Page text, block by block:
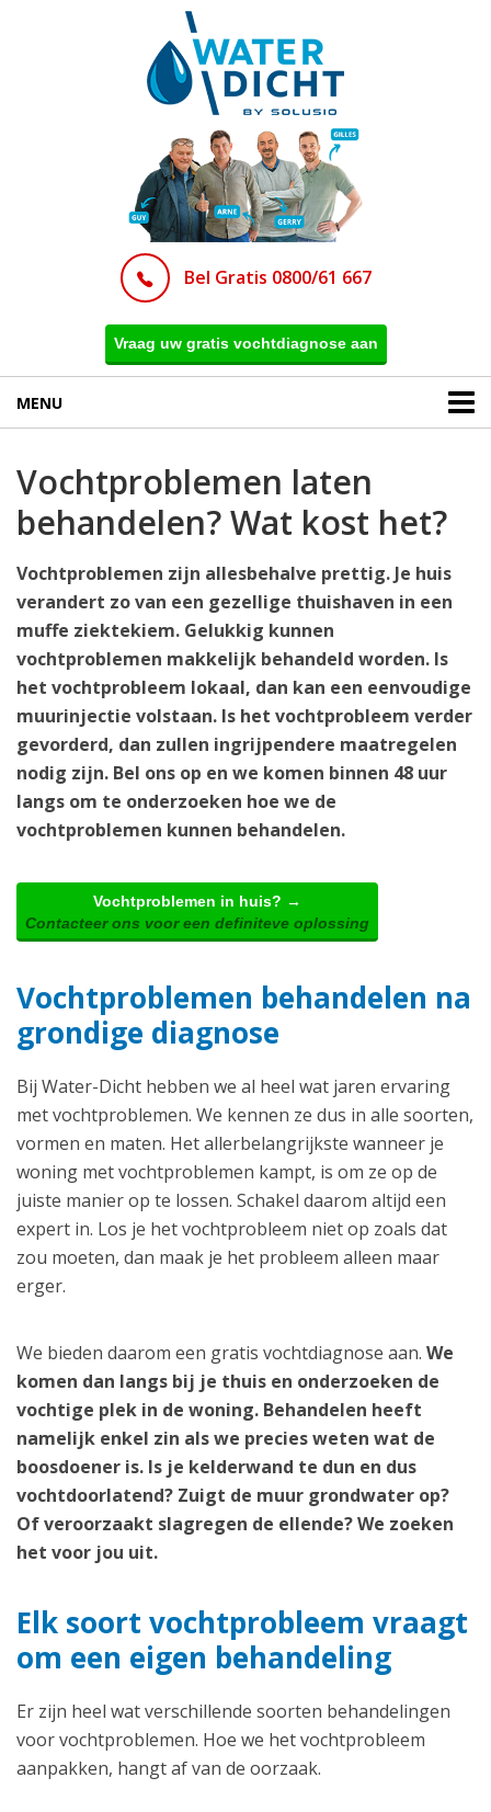
Bel Gratis 0800/61 667
Vraag uw gratis vochtdiagnose aan
MENU
Vochtproblemen laten
behandelen? Wat kost het?
Vochtproblemen zijn allesbehalve prettig. Je huis
verandert zo van een gezellige thuishaven in een
muffe ziektekiem. Gelukkig kunnen
vochtproblemen makkelijk behandeld worden. Is
het vochtprobleem lokaal, dan kan een eenvoudige
muurinjectie volstaan. Is het vochtprobleem verder
gevorderd, dan zullen ingrijpendere maatregelen
nodig zijn. Bel ons op en we komen binnen 48 uur
langs om te onderzoeken hoe we de
vochtproblemen kunnen behandelen.
Vochtproblemen in huis? →
Contacteer ons voor een definiteve oplossing
Vochtproblemen behandelen na
grondige diagnose
Bij Water-Dicht hebben we al heel wat jaren ervaring
met vochtproblemen. We kennen ze dus in alle soorten,
vormen en maten. Het allerbelangrijkste wanneer je
woning met vochtproblemen kampt, is om ze op de
juiste manier op te lossen. Schakel daarom altijd een
expert in. Los je het vochtprobleem niet op zoals dat
zou moeten, dan maak je het probleem alleen maar
erger.
We bieden daarom een gratis vochtdiagnose aan. We
komen dan langs bij je thuis en onderzoeken de
vochtige plek in de woning. Behandelen heeft
namelijk enkel zin als we precies weten wat de
boosdoener is. Is je kelderwand te dun en dus
vochtdoorlatend? Zuigt de muur grondwater op?
Of veroorzaakt slagregen de ellende? We zoeken
het voor jou uit.
Elk soort vochtprobleem vraagt
om een eigen behandeling
Er zijn heel wat verschillende soorten behandelingen
voor vochtproblemen. Hoe we het vochtprobleem
aanpakken, hangt af van de oorzaak.